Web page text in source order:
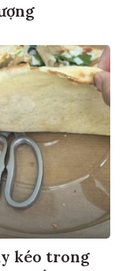
kéo trong